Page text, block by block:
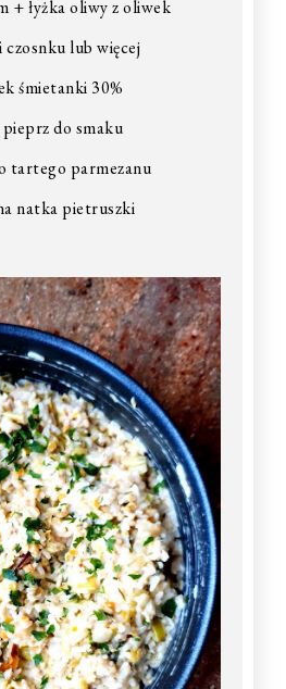
+ łyżka oliwy z oliwek
czosnku lub więcej
śmietanki 30%
pieprz do smaku
tartego parmezanu
natka pietruszki